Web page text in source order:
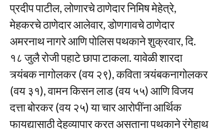
प्रदीप पाटील, लोणारचे ठाणेदार निमिष मेहेत्रे,
मेहकरचे ठाणेदार आलेवार, डोणगावचे ठाणेदार
अमरनाथ नागरे आणि पोलिस पथकाने शुक्रवार, दि.
१८ जुलै रोजी पहाटे छापा टाकला. यावेळी शारदा
त्र्यंबक नागोलकर (वय २९), कविता त्र्यंबकनागोलकर
(वय ३१), वामन किसन लाड (वय ५५) आणि विजय
दत्ता बोरकर (वय २५) या चार आरोपींना आर्थिक
फायद्यासाठी देहव्यापार करत असताना पथकाने रंगेहाथ